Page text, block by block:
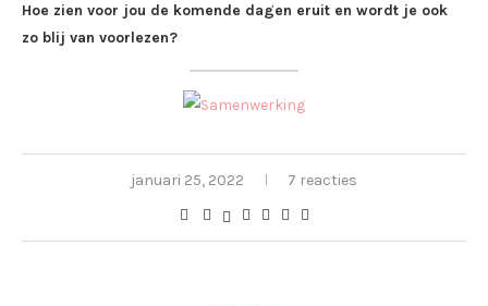
Hoe zien voor jou de komende dagen eruit en wordt je ook
zo blij van voorlezen?
januari 25, 2022 7 reacties